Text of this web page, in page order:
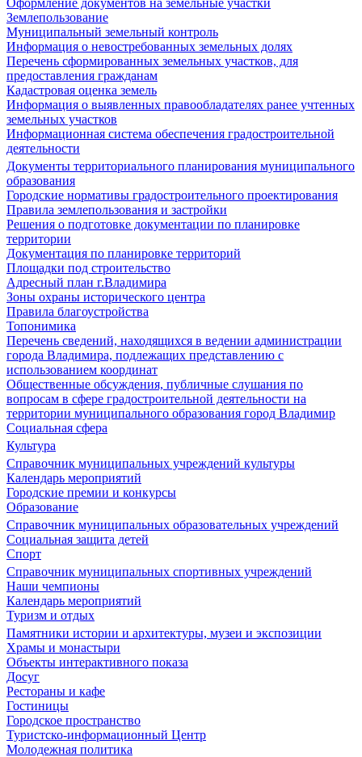
Оформление документов на земельные участки
Землепользование
Муниципальный земельный контроль
Информация о невостребованных земельных долях
Перечень сформированных земельных участков, для
предоставления гражданам
Кадастровая оценка земель
Информация о выявленных правообладателях ранее учтенных
земельных участков
Информационная система обеспечения градостроительной
деятельности
Документы территориального планирования муниципального
образования
Городские нормативы градостроительного проектирования
Правила землепользования и застройки
Решения о подготовке документации по планировке
территории
Документация по планировке территорий
Площадки под строительство
Адресный план г.Владимира
Зоны охраны исторического центра
Правила благоустройства
Топонимика
Перечень сведений, находящихся в ведении администрации
города Владимира, подлежащих представлению с
использованием координат
Общественные обсуждения, публичные слушания по
вопросам в сфере градостроительной деятельности на
территории муниципального образования город Владимир
Социальная сфера
Культура
Справочник муниципальных учреждений культуры
Календарь мероприятий
Городские премии и конкурсы
Образование
Справочник муниципальных образовательных учреждений
Социальная защита детей
Спорт
Справочник муниципальных спортивных учреждений
Наши чемпионы
Календарь мероприятий
Туризм и отдых
Памятники истории и архитектуры, музеи и экспозиции
Храмы и монастыри
Объекты интерактивного показа
Досуг
Рестораны и кафе
Гостиницы
Городское пространство
Туристско-информационный Центр
Молодежная политика